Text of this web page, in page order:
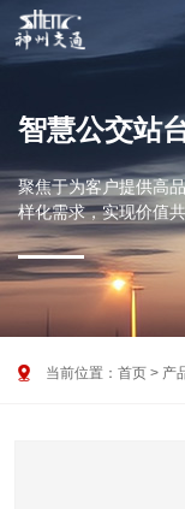
智慧公交站
聚焦于为客户提供高
样化需求，实现价值
 当前位置： 首页 > 产